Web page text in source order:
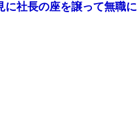
に社長の座を譲って無職に